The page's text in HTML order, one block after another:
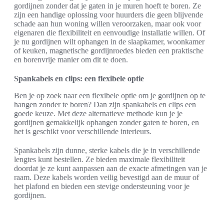
gordijnen zonder dat je gaten in je muren hoeft te boren. Ze
zijn een handige oplossing voor huurders die geen blijvende
schade aan hun woning willen veroorzaken, maar ook voor
eigenaren die flexibiliteit en eenvoudige installatie willen. Of
je nu gordijnen wilt ophangen in de slaapkamer, woonkamer
of keuken, magnetische gordijnroedes bieden een praktische
en borenvrije manier om dit te doen.
Spankabels en clips: een flexibele optie
Ben je op zoek naar een flexibele optie om je gordijnen op te
hangen zonder te boren? Dan zijn spankabels en clips een
goede keuze. Met deze alternatieve methode kun je je
gordijnen gemakkelijk ophangen zonder gaten te boren, en
het is geschikt voor verschillende interieurs.
Spankabels zijn dunne, sterke kabels die je in verschillende
lengtes kunt bestellen. Ze bieden maximale flexibiliteit
doordat je ze kunt aanpassen aan de exacte afmetingen van je
raam. Deze kabels worden veilig bevestigd aan de muur of
het plafond en bieden een stevige ondersteuning voor je
gordijnen.